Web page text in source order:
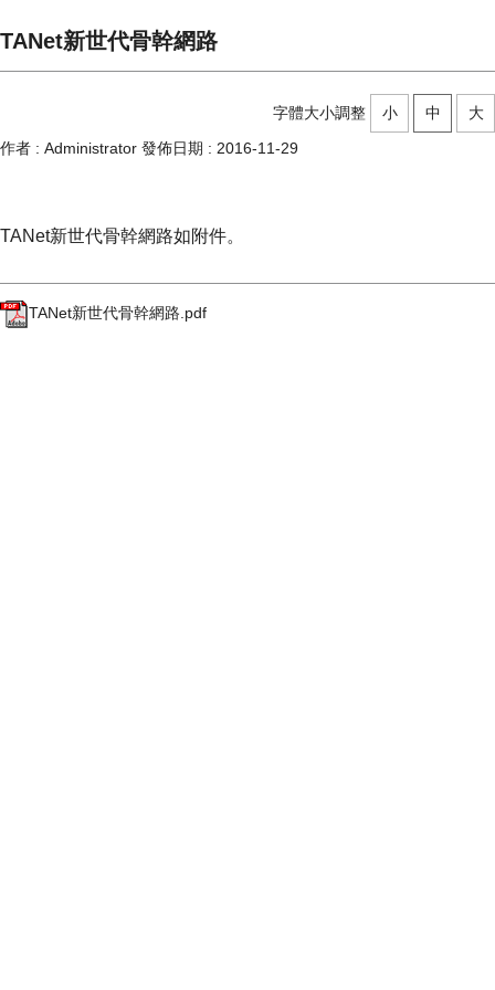
TANet新世代骨幹網路
字體大小調整 小 中
大
作者 : Administrator 發佈日期 : 2016-11-29
TANet新世代骨幹網路如附件。
TANet新世代骨幹網路.pdf